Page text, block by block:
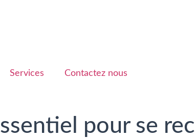
Services Contactez nous
pour se